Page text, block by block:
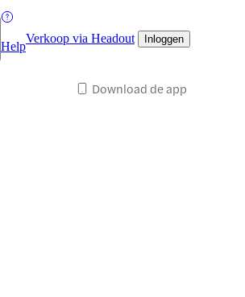
Help
Verkoop via Headout Inloggen
Download de app